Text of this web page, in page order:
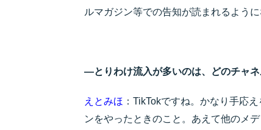
ルマガジン等での告知が読まれるよう
―とりわけ流入が多いのは、どのチャネ
えとみほ ：TikTokですね。かなり手応
ンをやったときのこと。あえて他のメ